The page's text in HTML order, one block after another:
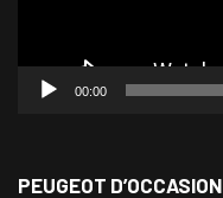
00:00
PEUGEOT D’OCCASION